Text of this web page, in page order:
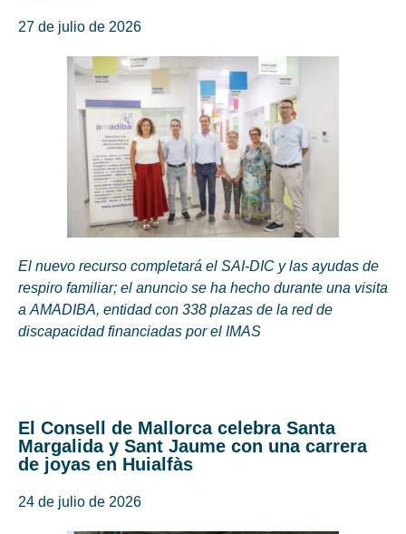
27 de julio de 2026
El nuevo recurso completará el SAI-DIC y las ayudas de
respiro familiar; el anuncio se ha hecho durante una visita
a AMADIBA, entidad con 338 plazas de la red de
discapacidad financiadas por el IMAS
El Consell de Mallorca celebra Santa
Margalida y Sant Jaume con una carrera
de joyas en Huialfàs
24 de julio de 2026